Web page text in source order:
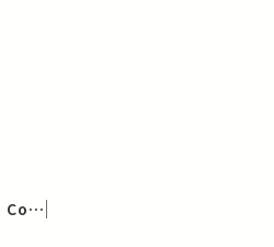
International Refugee Law - Essentials and Comparatives